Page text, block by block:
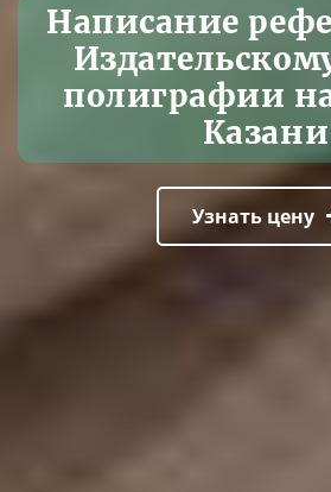
Написание
полиграфии
Казани
Узнать цену